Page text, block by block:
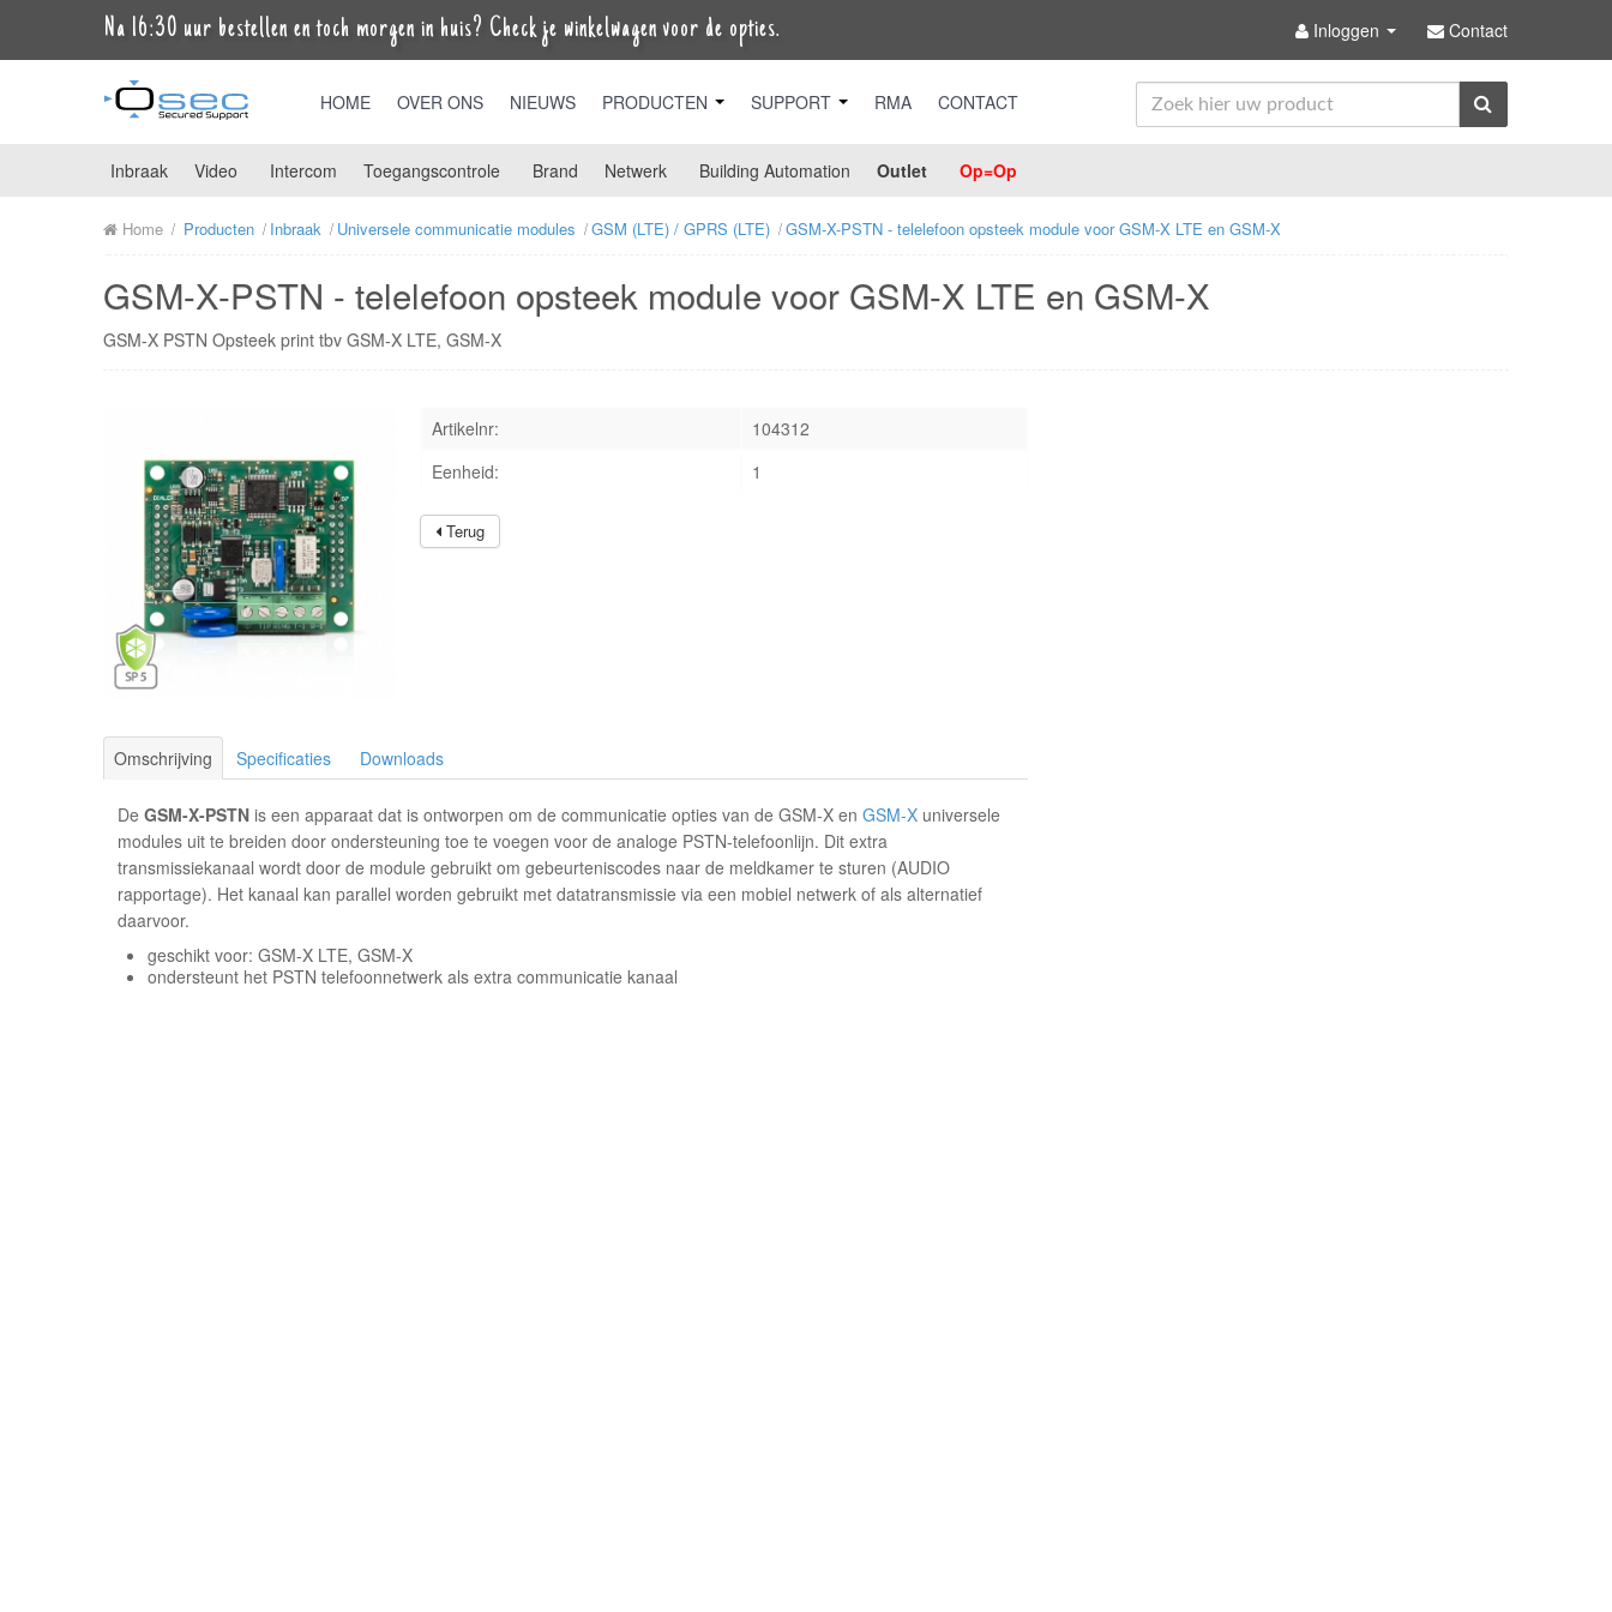
Na 16:30 uur bestellen en toch morgen in huis? Check je winkelwagen voor de opties. Inloggen Contact
HOME OVER ONS NIEUWS PRODUCTEN SUPPORT RMA CONTACT
Inbraak Video Intercom Toegangscontrole Brand Netwerk Building Automation Outlet Op=Op
Home Producten Inbraak Universele communicatie modules GSM (LTE) / GPRS (LTE) GSM-X-PSTN - telelefoon opsteek module voor GSM-X LTE en GSM-X
GSM-X-PSTN - telelefoon opsteek module voor GSM-X LTE en GSM-X
GSM-X PSTN Opsteek print tbv GSM-X LTE, GSM-X
Artikelnr:
104312
Eenheid:
1
Terug
Omschrijving Specificaties Downloads
De GSM-X-PSTN is een apparaat dat is ontworpen om de communicatie opties van de GSM-X en GSM-X universele
modules uit te breiden door ondersteuning toe te voegen voor de analoge PSTN-telefoonlijn. Dit extra
transmissiekanaal wordt door de module gebruikt om gebeurteniscodes naar de meldkamer te sturen (AUDIO
rapportage). Het kanaal kan parallel worden gebruikt met datatransmissie via een mobiel netwerk of als alternatief
daarvoor.
geschikt voor: GSM-X LTE, GSM-X
ondersteunt het PSTN telefoonnetwerk als extra communicatie kanaal